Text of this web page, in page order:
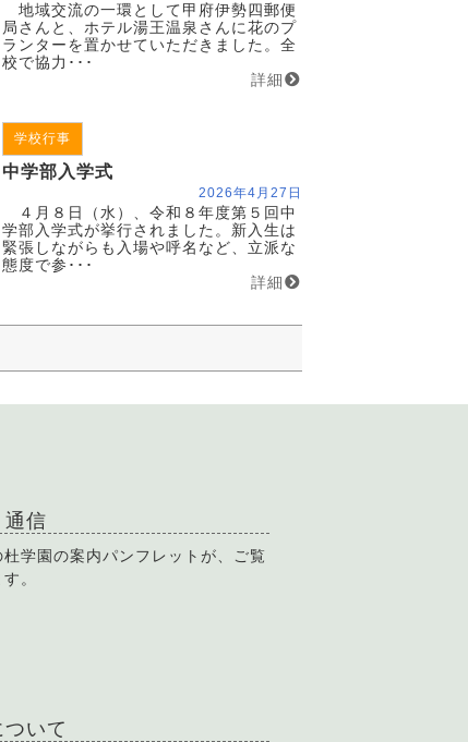
地域交流の一環として甲府伊勢四郵便
局さんと、ホテル湯王温泉さんに花のプ
ランターを置かせていただきました。全
校で協力･･･
詳細
学校行事
中学部入学式
2026年4月27日
４月８日（水）、令和８年度第５回中
学部入学式が挙行されました。新入生は
緊張しながらも入場や呼名など、立派な
態度で参･･･
詳細
通信
杜学園の案内パンフレットが、ご覧
。
いて